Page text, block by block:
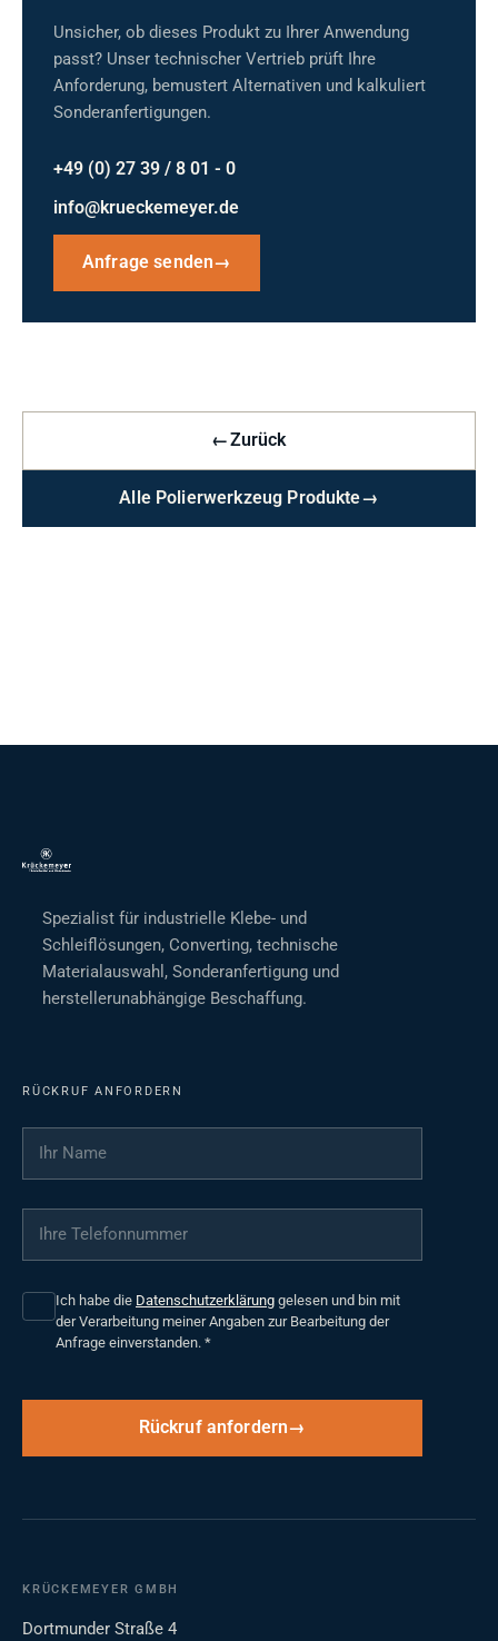
Unsicher, ob dieses Produkt zu Ihrer Anwendung
passt? Unser technischer Vertrieb prüft Ihre
Anforderung, bemustert Alternativen und kalkuliert
Sonderanfertigungen.
+49 (0) 27 39 / 8 01 - 0
info@krueckemeyer.de
Anfrage senden→
←Zurück
Alle Polierwerkzeug Produkte→
Spezialist für industrielle Klebe- und
Schleiflösungen, Converting, technische
Materialauswahl, Sonderanfertigung und
herstellerunabhängige Beschaffung.
RÜCKRUF ANFORDERN
Ihr Name
Ihre Telefonnummer
Ich habe die Datenschutzerklärung gelesen und bin mit
der Verarbeitung meiner Angaben zur Bearbeitung der
Anfrage einverstanden. *
Rückruf anfordern
KRÜCKEMEYER GMBH
Dortmunder Straße 4